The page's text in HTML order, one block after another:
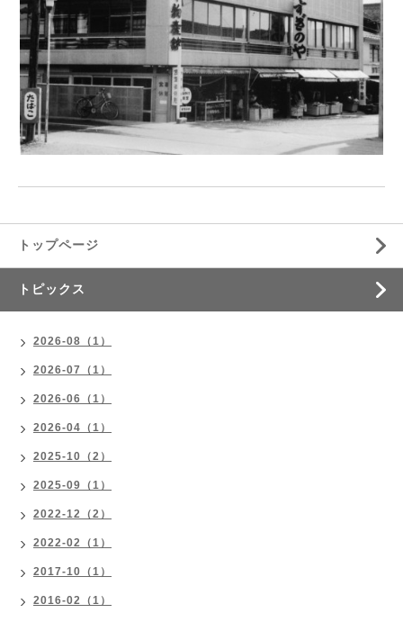
トップページ
トピックス
2026-08（1）
2026-07（1）
2026-06（1）
2026-04（1）
2025-10（2）
2025-09（1）
2022-12（2）
2022-02（1）
2017-10（1）
2016-02（1）